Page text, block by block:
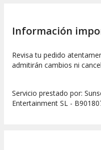
Información
Revisa tu pedido
admitirán cambios ni
Servicio prestado por:
Entertainment SL -